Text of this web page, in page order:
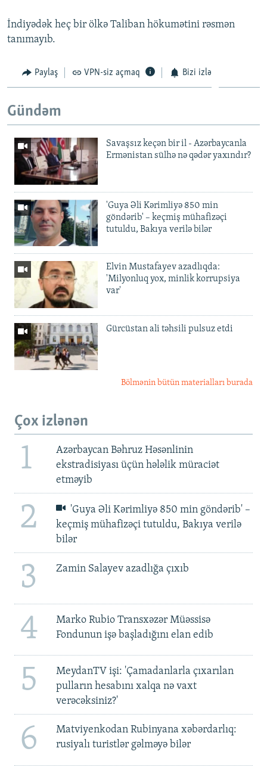
İndiyədək heç bir ölkə Taliban hökumətini rəsmən
tanımayıb.
Paylaş VPN-siz açmaq Bizi izlə
Gündəm
Savaşsız keçən bir il - Azərbaycanla
Ermənistan sülhə nə qədər yaxındır?
'Guya Əli Kərimliyə 850 min
göndərib' – keçmiş mühafizəçi
tutuldu, Bakıya verilə bilər
Elvin Mustafayev azadlıqda:
'Milyonluq yox, minlik korrupsiya
var'
Gürcüstan ali təhsili pulsuz etdi
Bölmənin bütün materialları burada
Çox izlənən
1
Azərbaycan Bəhruz Həsənlinin
ekstradisiyası üçün hələlik müraciət
etməyib
2
'Guya Əli Kərimliyə 850 min göndərib' –
keçmiş mühafizəçi tutuldu, Bakıya verilə
bilər
3 Zamin Salayev azadlığa çıxıb
4
Marko Rubio Transxəzər Müəssisə
Fondunun işə başladığını elan edib
5
MeydanTV işi: 'Çamadanlarla çıxarılan
pulların hesabını xalqa nə vaxt
verəcəksiniz?'
6
Matviyenkodan Rubinyana xəbərdarlıq:
rusiyalı turistlər gəlməyə bilər